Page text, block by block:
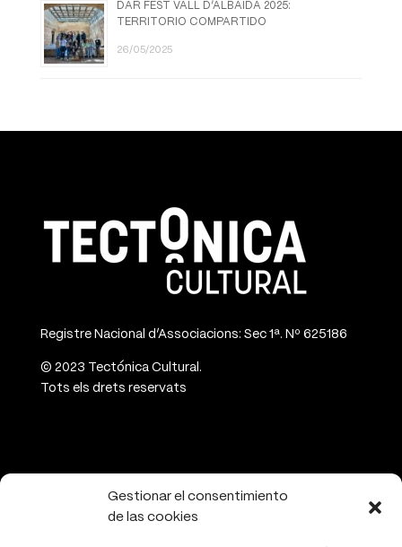
Gestionar el consentimiento
de las cookies
DAR FEST VALL D’ALBAIDA 2025:
TERRITORIO COMPARTIDO
26/05/2025
Registre Nacional d’Associacions: Sec 1ª. Nº 625186
© 2023 Tectónica Cultural.
Tots els drets reservats
CONTACTE